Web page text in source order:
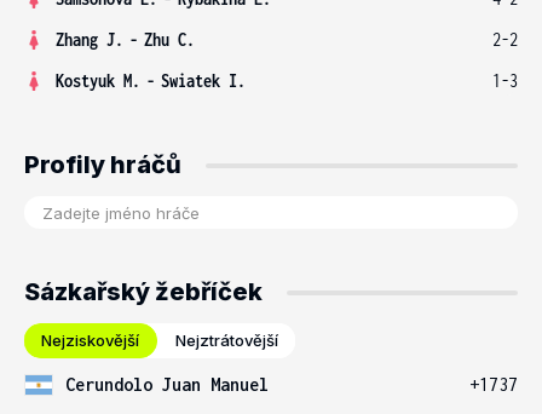
Zhang J. - Zhu C.
2-2
Kostyuk M. - Swiatek I. 1-3
Profily hráčů
Sázkařský žebříček
Nejziskovější Nejztrátovější
Cerundolo Juan Manuel
+1737